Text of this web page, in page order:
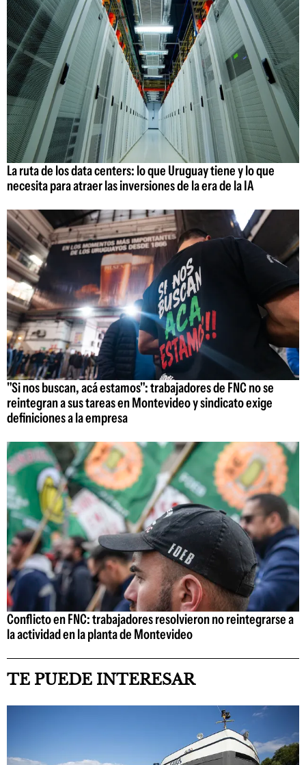
La ruta de los data centers: lo que Uruguay tiene y lo que
necesita para atraer las inversiones de la era de la IA
"Si nos buscan, acá estamos": trabajadores de FNC no se
reintegran a sus tareas en Montevideo y sindicato exige
definiciones a la empresa
Conflicto en FNC: trabajadores resolvieron no reintegrarse a
la actividad en la planta de Montevideo
TE PUEDE INTERESAR